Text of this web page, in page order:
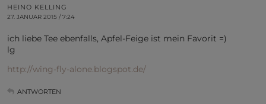
HEINO KELLING
27. JANUAR 2015 / 7:24
ich liebe Tee ebenfalls, Apfel-Feige ist mein Favorit =)
lg
http://wing-fly-alone.blogspot.de/
ANTWORTEN